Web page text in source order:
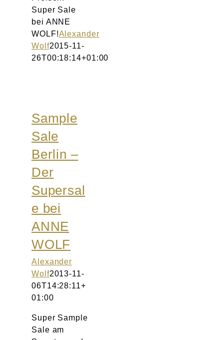
Super Sale
bei ANNE
WOLF!Alexander
Wolf2015-11-
26T00:18:14+01:00
Sample
Sale
Berlin –
Der
Supersal
e bei
ANNE
WOLF
Alexander
Wolf2013-11-
06T14:28:11+
01:00
Super Sample
Sale am